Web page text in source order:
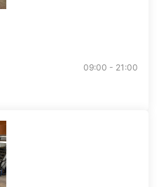
09:00 - 21:00